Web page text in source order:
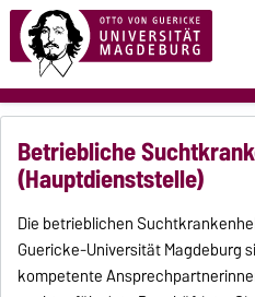
Betriebliche
(Hauptdienststelle)
Die betrieblichen
Guericke-Universität Magdeburg
kompetente